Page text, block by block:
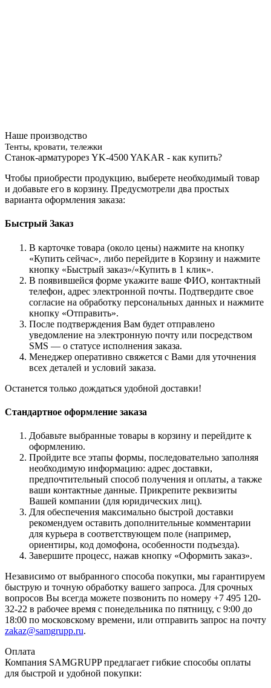
Наше производство
Тенты, кровати, тележки
Станок-арматурорез YK-4500 YAKAR - как купить?
Чтобы приобрести продукцию, выберете необходимый товар
и добавьте его в корзину. Предусмотрели два простых
варианта оформления заказа:
Быстрый Заказ
В карточке товара (около цены) нажмите на кнопку
«Купить сейчас», либо перейдите в Корзину и нажмите
кнопку «Быстрый заказ»/«Купить в 1 клик».
В появившейся форме укажите ваше ФИО, контактный
телефон, адрес электронной почты. Подтвердите свое
согласие на обработку персональных данных и нажмите
кнопку «Отправить».
После подтверждения Вам будет отправлено
уведомление на электронную почту или посредством
SMS — о статусе исполнения заказа.
Менеджер оперативно свяжется с Вами для уточнения
всех деталей и условий заказа.
Останется только дождаться удобной доставки!
Стандартное оформление заказа
Добавьте выбранные товары в корзину и перейдите к
оформлению.
Пройдите все этапы формы, последовательно заполняя
необходимую информацию: адрес доставки,
предпочтительный способ получения и оплаты, а также
ваши контактные данные. Прикрепите реквизиты
Вашей компании (для юридических лиц).
Для обеспечения максимально быстрой доставки
рекомендуем оставить дополнительные комментарии
для курьера в соответствующем поле (например,
ориентиры, код домофона, особенности подъезда).
Завершите процесс, нажав кнопку «Оформить заказ».
Независимо от выбранного способа покупки, мы гарантируем
быструю и точную обработку вашего запроса. Для срочных
вопросов Вы всегда можете позвонить по номеру +7 495 120-
32-22 в рабочее время с понедельника по пятницу, с 9:00 до
18:00 по московскому времени, или отправить запрос на почту
zakaz@samgrupp.ru.
Оплата
Компания SAMGRUPP предлагает гибкие способы оплаты
для быстрой и удобной покупки: